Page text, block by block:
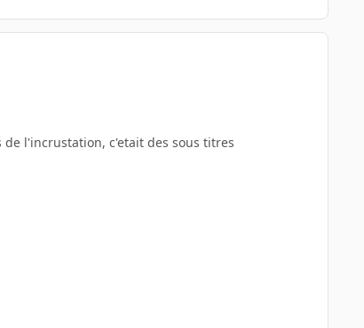
l'incrustation, c'etait des sous titres